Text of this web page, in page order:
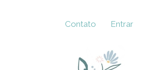
Contato Entrar